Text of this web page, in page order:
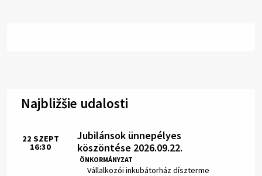
Najbližšie udalosti
Jubilánsok ünnepélyes
köszöntése 2026.09.22.
ÖNKORMÁNYZAT
Hely:
Vállalkozói inkubátorház díszterme
Idő:
22 SZEPT
16:30